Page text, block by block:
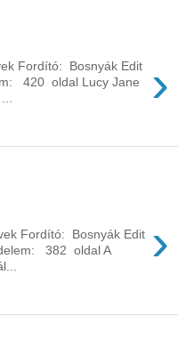
›
Fordító: Bosnyák Edit
420 oldal Lucy Jane
›
Fordító: Bosnyák Edit
382 oldal A